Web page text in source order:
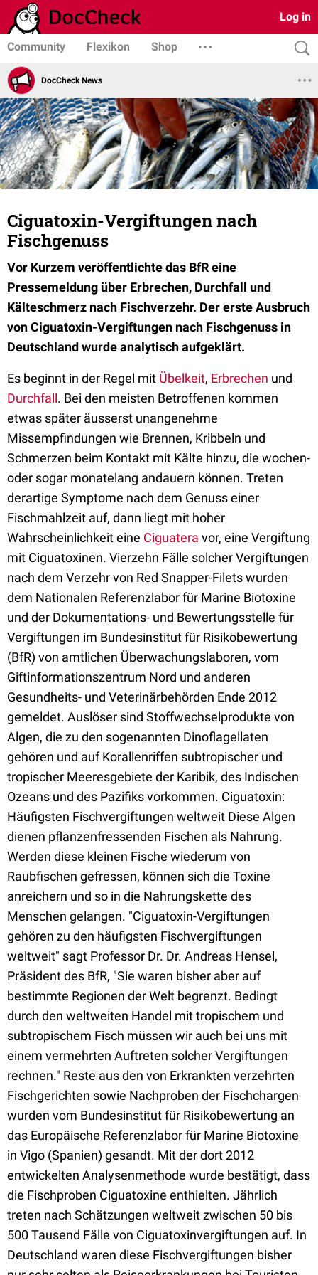
Log in
Community Flexikon Shop
DocCheck News
Ciguatoxin-Vergiftungen nach
Fischgenuss
Vor Kurzem veröffentlichte das BfR eine
Pressemeldung über Erbrechen, Durchfall und
Kälteschmerz nach Fischverzehr. Der erste Ausbruch
von Ciguatoxin-Vergiftungen nach Fischgenuss in
Deutschland wurde analytisch aufgeklärt.
Es beginnt in der Regel mit Übelkeit, Erbrechen und
Durchfall. Bei den meisten Betroffenen kommen
etwas später äusserst unangenehme
Missempfindungen wie Brennen, Kribbeln und
Schmerzen beim Kontakt mit Kälte hinzu, die wochen-
oder sogar monatelang andauern können. Treten
derartige Symptome nach dem Genuss einer
Fischmahlzeit auf, dann liegt mit hoher
Wahrscheinlichkeit eine Ciguatera vor, eine Vergiftung
mit Ciguatoxinen. Vierzehn Fälle solcher Vergiftungen
nach dem Verzehr von Red Snapper-Filets wurden
dem Nationalen Referenzlabor für Marine Biotoxine
und der Dokumentations- und Bewertungsstelle für
Vergiftungen im Bundesinstitut für Risikobewertung
(BfR) von amtlichen Überwachungslaboren, vom
Giftinformationszentrum Nord und anderen
Gesundheits- und Veterinärbehörden Ende 2012
gemeldet. Auslöser sind Stoffwechselprodukte von
Algen, die zu den sogenannten Dinoflagellaten
gehören und auf Korallenriffen subtropischer und
tropischer Meeresgebiete der Karibik, des Indischen
Ozeans und des Pazifiks vorkommen. Ciguatoxin:
Häufigsten Fischvergiftungen weltweit Diese Algen
dienen pflanzenfressenden Fischen als Nahrung.
Werden diese kleinen Fische wiederum von
Raubfischen gefressen, können sich die Toxine
anreichern und so in die Nahrungskette des
Menschen gelangen. "Ciguatoxin-Vergiftungen
gehören zu den häufigsten Fischvergiftungen
weltweit" sagt Professor Dr. Dr. Andreas Hensel,
Präsident des BfR, "Sie waren bisher aber auf
bestimmte Regionen der Welt begrenzt. Bedingt
durch den weltweiten Handel mit tropischem und
subtropischem Fisch müssen wir auch bei uns mit
einem vermehrten Auftreten solcher Vergiftungen
rechnen." Reste aus den von Erkrankten verzehrten
Fischgerichten sowie Nachproben der Fischchargen
wurden vom Bundesinstitut für Risikobewertung an
das Europäische Referenzlabor für Marine Biotoxine
in Vigo (Spanien) gesandt. Mit der dort 2012
entwickelten Analysenmethode wurde bestätigt, dass
die Fischproben Ciguatoxine enthielten. Jährlich
treten nach Schätzungen weltweit zwischen 50 bis
500 Tausend Fälle von Ciguatoxinvergiftungen auf. In
Deutschland waren diese Fischvergiftungen bisher